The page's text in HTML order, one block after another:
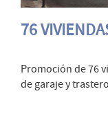
76
Promoción de 76
de garaje y